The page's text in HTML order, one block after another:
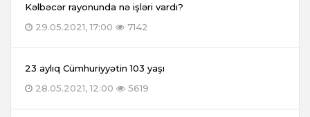
Kəlbəcər rayonunda nə işləri vardı?
29.05.2021, 17:00
7142
23 aylıq Cümhuriyyətin 103 yaşı
28.05.2021, 12:00
5619